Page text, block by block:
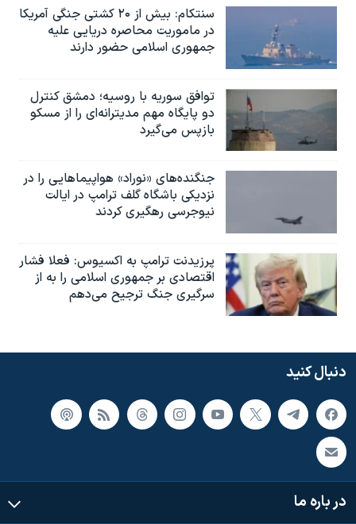
سنتکام: بیش از ۲۰ کشتی جنگی آمریکا
در ماموریت محاصره دریایی علیه
جمهوری اسلامی حضور دارند
توافق سوریه با روسیه؛ دمشق کنترل
دو پایگاه مهم مدیترانه‌ای را از مسکو
بازپس می‌گیرد
جنگنده‌های «نوراد» هواپیماهایی را در
نزدیکی باشگاه گلف ترامپ در ایالت
نیوجرسی رهگیری کردند
پرزیدنت ترامپ به اکسیوس: فعلا فشار
اقتصادی بر جمهوری اسلامی را به از
سرگیری جنگ ترجیح می‌دهم
دنبال کنید
در باره ما